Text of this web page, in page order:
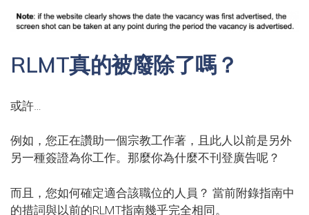
RLMT真的被廢除了嗎？
或許…
例如，您正在讚助一個宗教工作著，且此人以前是另外
另一種簽證為你工作。那麼你為什麼不刊登廣告呢？
而且，您如何確定適合該職位的人員？ 當前附錄指南中
的措詞與以前的RLMT指南幾乎完全相同。